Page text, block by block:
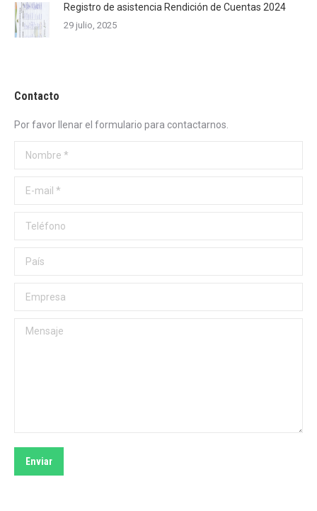
Registro de asistencia Rendición de Cuentas 2024
29 julio, 2025
Contacto
Por favor llenar el formulario para contactarnos.
Nombre *
E-mail *
Teléfono
País
Empresa
Mensaje
Enviar